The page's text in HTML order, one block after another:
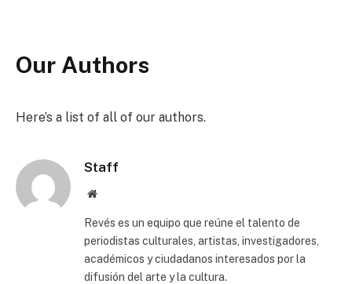
Our Authors
Here’s a list of all of our authors.
Staff
Website
Revés es un equipo que reúne el talento de
periodistas culturales, artistas, investigadores,
académicos y ciudadanos interesados por la
difusión del arte y la cultura.